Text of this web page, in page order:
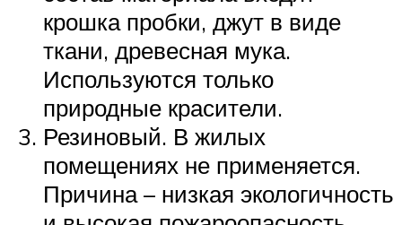
крошка пробки, джут в виде
ткани, древесная мука.
Используются только
природные красители.
Резиновый. В жилых
помещениях не применяется.
Причина – низкая экологичность